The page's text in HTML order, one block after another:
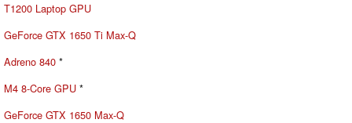
T1200 Laptop GPU
GeForce GTX 1650 Ti Max-Q
Adreno 840 *
M4 8-Core GPU *
GeForce GTX 1650 Max-Q